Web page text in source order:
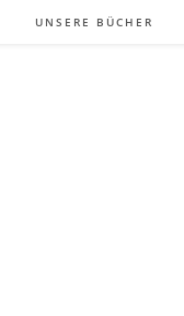
UNSERE BÜCHER